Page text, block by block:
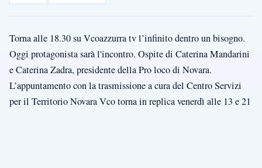
Torna alle 18.30 su Vcoazzurra tv l’infinito dentro un bisogno.
Oggi protagonista sarà l'incontro. Ospite di Caterina Mandarini
e Caterina Zadra, presidente della Pro loco di Novara.
L’appuntamento con la trasmissione a cura del Centro Servizi
per il Territorio Novara Vco torna in replica venerdì alle 13 e 21